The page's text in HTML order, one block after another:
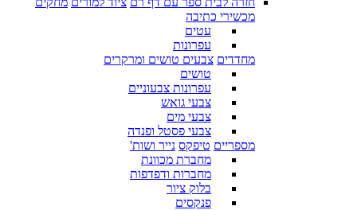
מכשירי כתיבה
עטים
עפרונות
מחדדים צבעים טושים ומרקרים
טושים
עפרונות צבעוניים
צבעי גואש
צבעי מים
צבעי פסטל ופנדה
מספריים טיפקס נייר ושות'
מחברת מכוונת
מחברות ודפדפות
בלוק ציור
פנקסים